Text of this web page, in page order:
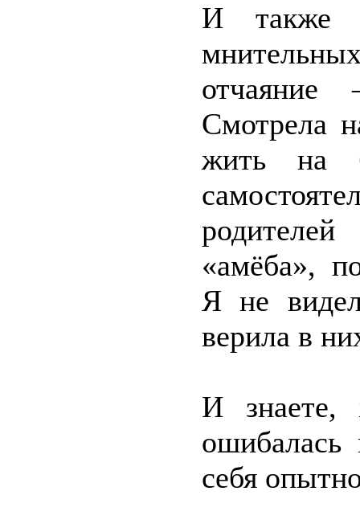
И также
Смотрела
жить на
«амёба»,
Я не
верила в
И знаете,
себя